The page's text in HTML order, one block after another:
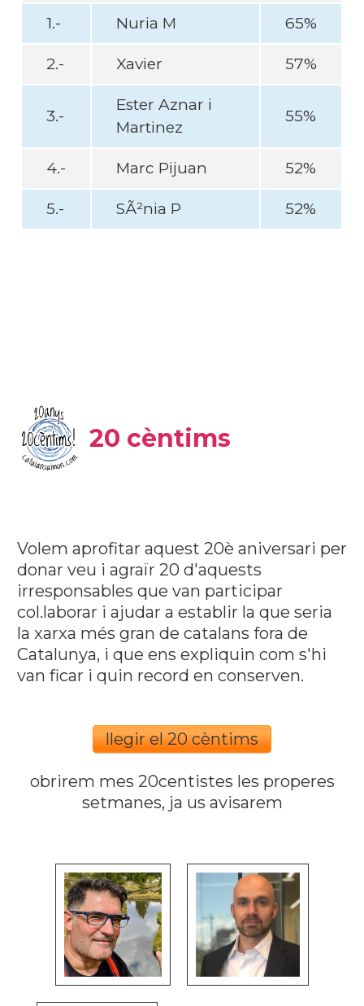
1.- Nuria M 65%
2.- Xavier 57%
3.-
Ester Aznar i
Martinez
55%
4.- Marc Pijuan 52%
5.- SÃ²nia P 52%
20 cèntims
Volem aprofitar aquest 20è aniversari per
donar veu i agraïr 20 d'aquests
irresponsables que van participar
col.laborar i ajudar a establir la que seria
la xarxa més gran de catalans fora de
Catalunya, i que ens expliquin com s'hi
van ficar i quin record en conserven.
llegir el 20 cèntims
obrirem mes 20centistes les properes
setmanes, ja us avisarem